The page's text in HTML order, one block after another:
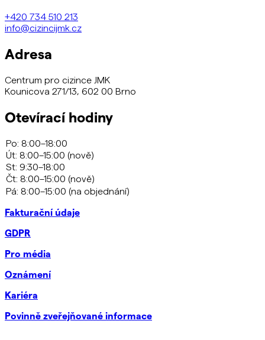
+420 734 510 213
info@cizincijmk.cz
Adresa
Centrum pro cizince JMK
Kounicova 271/13, 602 00 Brno
Otevírací hodiny
Fakturační údaje
GDPR
Pro média
Oznámení
Kariéra
Povinně zveřejňované informace